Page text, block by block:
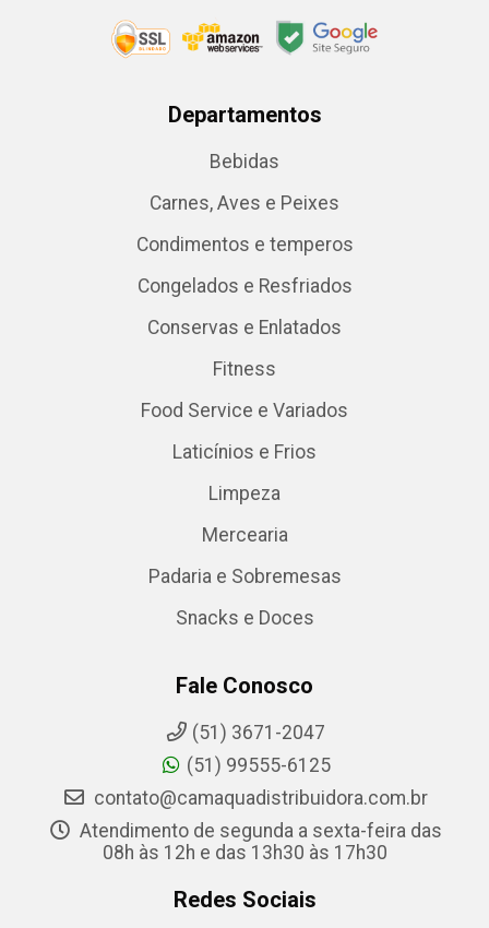
Departamentos
Bebidas
Carnes, Aves e Peixes
Condimentos e temperos
Congelados e Resfriados
Conservas e Enlatados
Fitness
Food Service e Variados
Laticínios e Frios
Limpeza
Mercearia
Padaria e Sobremesas
Snacks e Doces
Fale Conosco
(51) 3671-2047
(51) 99555-6125
contato@camaquadistribuidora.com.br
Atendimento de segunda a sexta-feira das
08h às 12h e das 13h30 às 17h30
Redes Sociais